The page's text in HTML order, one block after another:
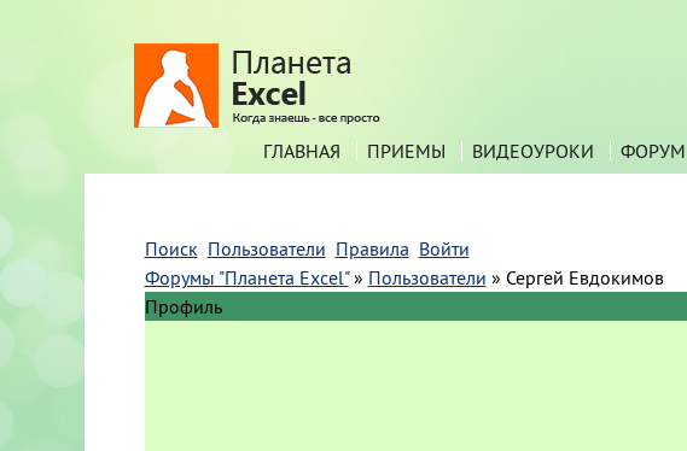
ГЛАВНАЯ ПРИЕМЫ ВИДЕОУРОКИ ФОРУМ
Поиск Пользователи Правила Войти
Форумы "Планета Excel" » Пользователи » Сергей Евдокимов
Профиль